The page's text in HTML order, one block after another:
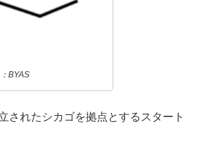
BYAS
されたシカゴを拠点とするスタート